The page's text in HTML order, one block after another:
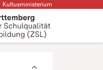
Kultusministerium